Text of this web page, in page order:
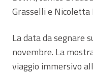
Grasselli e Nicoletta
La data da segnare
novembre. La
viaggio immersivo